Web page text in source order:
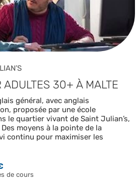
30+ À MALTE
général, avec anglais
proposée par une école
le quartier vivant de Saint Julian’s,
moyens à la pointe de la
continu pour maximiser les
de cours